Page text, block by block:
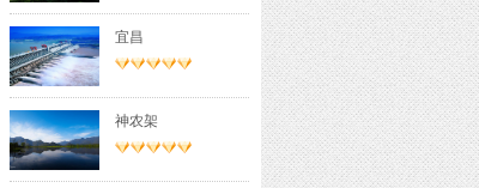
宜昌
神农架